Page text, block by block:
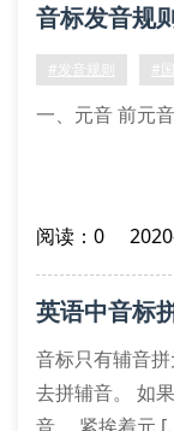
音标发音规
#发音规则 #
一、元音 前元
阅读：0
英语中音标
音标只有辅音
去拼辅音。 如